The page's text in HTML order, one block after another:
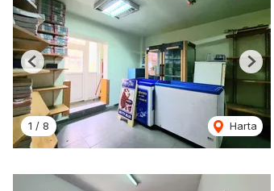
1 / 8 Harta
Previous Next